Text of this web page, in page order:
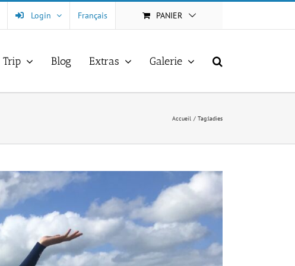
Login Français PANIER
Trip Blog Extras Galerie
Accueil Tag:ladies